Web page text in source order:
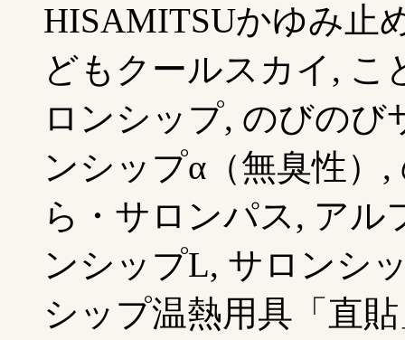
HISAMITSUかゆみ止
どもクールスカイ,
ロンシップ, のびのび
ンシップα（無臭性）
ら・サロンパス, アル
ンシップL, サロンシ
シップ温熱用具「直